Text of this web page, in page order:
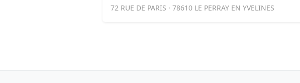
72 RUE DE PARIS · 78610 LE PERRAY EN YVELINES